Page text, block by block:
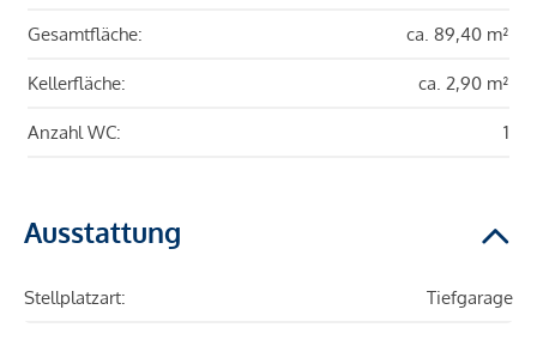
Gesamtfläche: ca. 89,40 m²
Kellerfläche: ca. 2,90 m²
Anzahl WC: 1
Ausstattung
Stellplatzart: Tiefgarage